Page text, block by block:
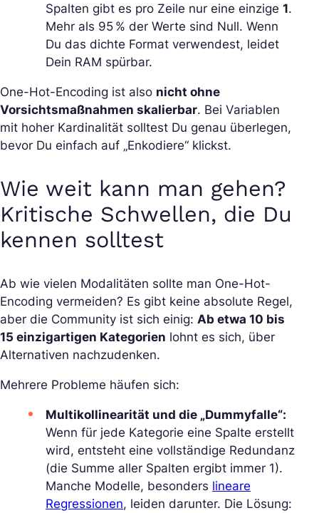
Spalten gibt es pro Zeile nur eine einzige 1.
Mehr als 95 % der Werte sind Null. Wenn
Du das dichte Format verwendest, leidet
Dein RAM spürbar.
One-Hot-Encoding ist also nicht ohne
Vorsichtsmaßnahmen skalierbar. Bei Variablen
mit hoher Kardinalität solltest Du genau überlegen,
bevor Du einfach auf „Enkodiere“ klickst.
Wie weit kann man gehen?
Kritische Schwellen, die Du
kennen solltest
Ab wie vielen Modalitäten sollte man One-Hot-
Encoding vermeiden? Es gibt keine absolute Regel,
aber die Community ist sich einig: Ab etwa 10 bis
15 einzigartigen Kategorien lohnt es sich, über
Alternativen nachzudenken.
Mehrere Probleme häufen sich:
Multikollinearität und die „Dummyfalle“:
Wenn für jede Kategorie eine Spalte erstellt
wird, entsteht eine vollständige Redundanz
(die Summe aller Spalten ergibt immer 1).
Manche Modelle, besonders lineare
Regressionen, leiden darunter. Die Lösung: